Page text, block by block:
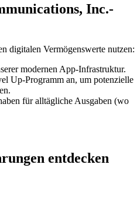
Inc.-
digitalen Vermögenswerte nutzen:
modernen App-Infrastruktur.
Up-Programm an, um potenzielle
für alltägliche Ausgaben (wo
entdecken